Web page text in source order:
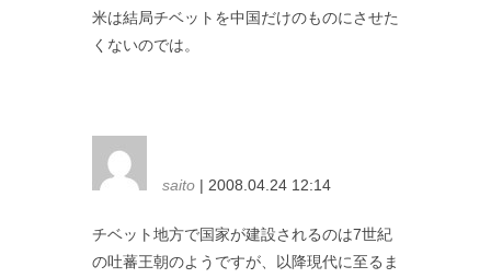
米は結局チベットを中国だけのものにさせた
くないのでは。
saito | 2008.04.24 12:14
チベット地方で国家が建設されるのは7世紀
の吐蕃王朝のようですが、以降現代に至るま